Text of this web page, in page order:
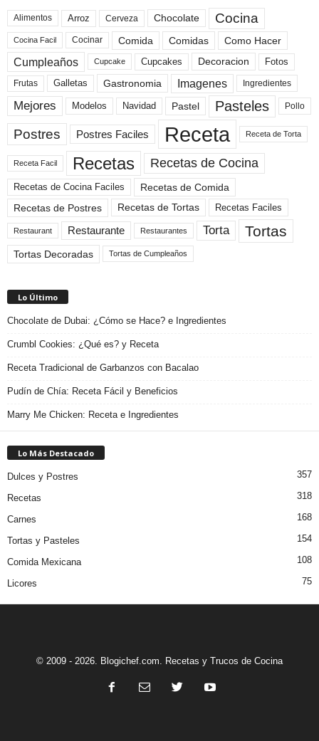
Alimentos Arroz Cerveza Chocolate Cocina
Cocina Facil Cocinar Comida Comidas Como Hacer
Cumpleaños Cupcake Cupcakes Decoracion Fotos
Frutas Galletas Gastronomia Imagenes Ingredientes
Mejores Modelos Navidad Pastel Pasteles Pollo
Postres Postres Faciles Receta Receta de Torta
Receta Facil Recetas Recetas de Cocina
Recetas de Cocina Faciles
Recetas de Comida
Recetas de Postres
Recetas de Tortas Recetas Faciles
Restaurant Restaurante Restaurantes Torta Tortas
Tortas Decoradas Tortas de Cumpleaños
Lo Último
Chocolate de Dubai: ¿Cómo se Hace? e Ingredientes
Crumbl Cookies: ¿Qué es? y Receta
Receta Tradicional de Garbanzos con Bacalao
Pudín de Chía: Receta Fácil y Beneficios
Marry Me Chicken: Receta e Ingredientes
Lo Más Destacado
Dulces y Postres 357
Recetas 318
Carnes 168
Tortas y Pasteles 154
Comida Mexicana 108
Licores 75
© 2009 - 2026. Blogichef.com. Recetas y Trucos de Cocina